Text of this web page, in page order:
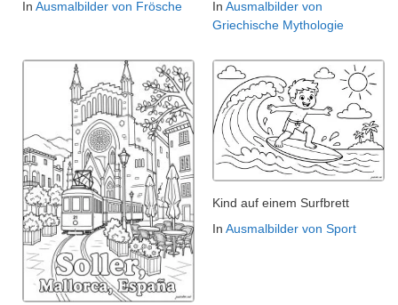
In Ausmalbilder von Frösche
In Ausmalbilder von
Griechische Mythologie
Kind auf einem Surfbrett
In Ausmalbilder von Sport